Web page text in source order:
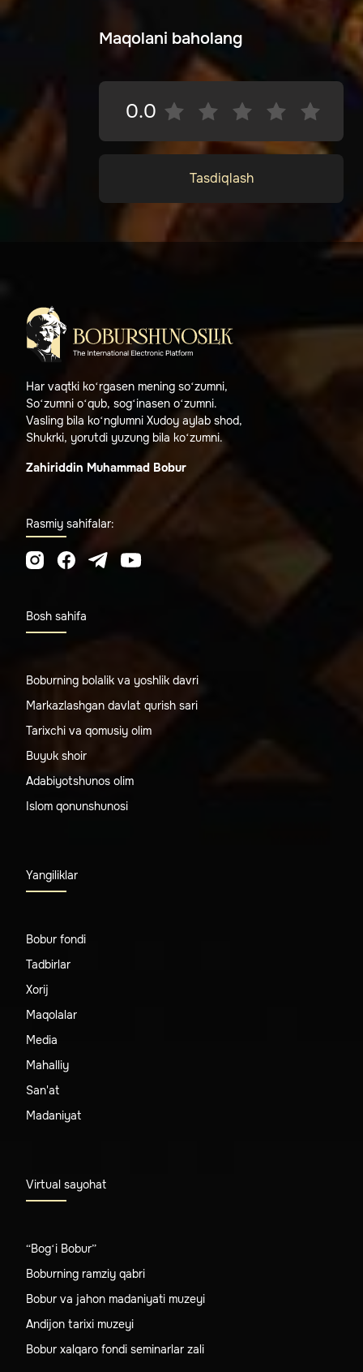
Maqolani baholang
0.0
Tasdiqlash
Har vaqtki ko‘rgasen mening so‘zumni,
So‘zumni o‘qub, sog‘inasen o‘zumni.
Vasling bila ko‘nglumni Xudoy aylab shod,
Shukrki, yorutdi yuzung bila ko‘zumni.
Zahiriddin Muhammad Bobur
Rasmiy sahifalar:
Bosh sahifa
Boburning bolalik va yoshlik davri
Markazlashgan davlat qurish sari
Tarixchi va qomusiy olim
Buyuk shoir
Adabiyotshunos olim
Islom qonunshunosi
Yangiliklar
Bobur fondi
Tadbirlar
Xorij
Maqolalar
Media
Mahalliy
San'at
Madaniyat
Virtual sayohat
“Bog‘i Bobur”
Boburning ramziy qabri
Bobur va jahon madaniyati muzeyi
Andijon tarixi muzeyi
Bobur xalqaro fondi seminarlar zali